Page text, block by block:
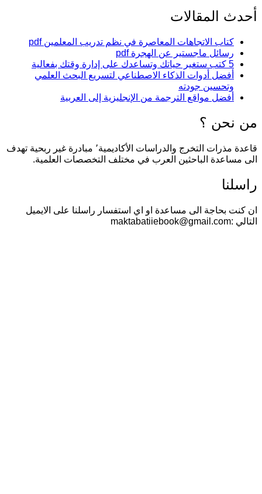
أحدث المقالات
كتاب الاتجاهات المعاصرة في نظم تدريب المعلمين pdf
رسائل ماجستير عن الهجرة pdf
5 كتب ستغير حياتك وتساعدك على إدارة وقتك بفعالية
أفضل أدوات الذكاء الاصطناعي لتسريع البحث العلمي
وتحسين جودته
أفضل مواقع الترجمة من الإنجليزية إلى العربية
من نحن ؟
قاعدة مذرات التخرج والدراسات الأكاديمية٬ مبادرة غير ربحية تهدف
الى مساعدة الباحثين العرب في مختلف التخصصات العلمية.
راسلنا
ان كنت بحاجة الى مساعدة او اي استفسار راسلنا على الايميل
التالي :maktabatiiebook@gmail.com